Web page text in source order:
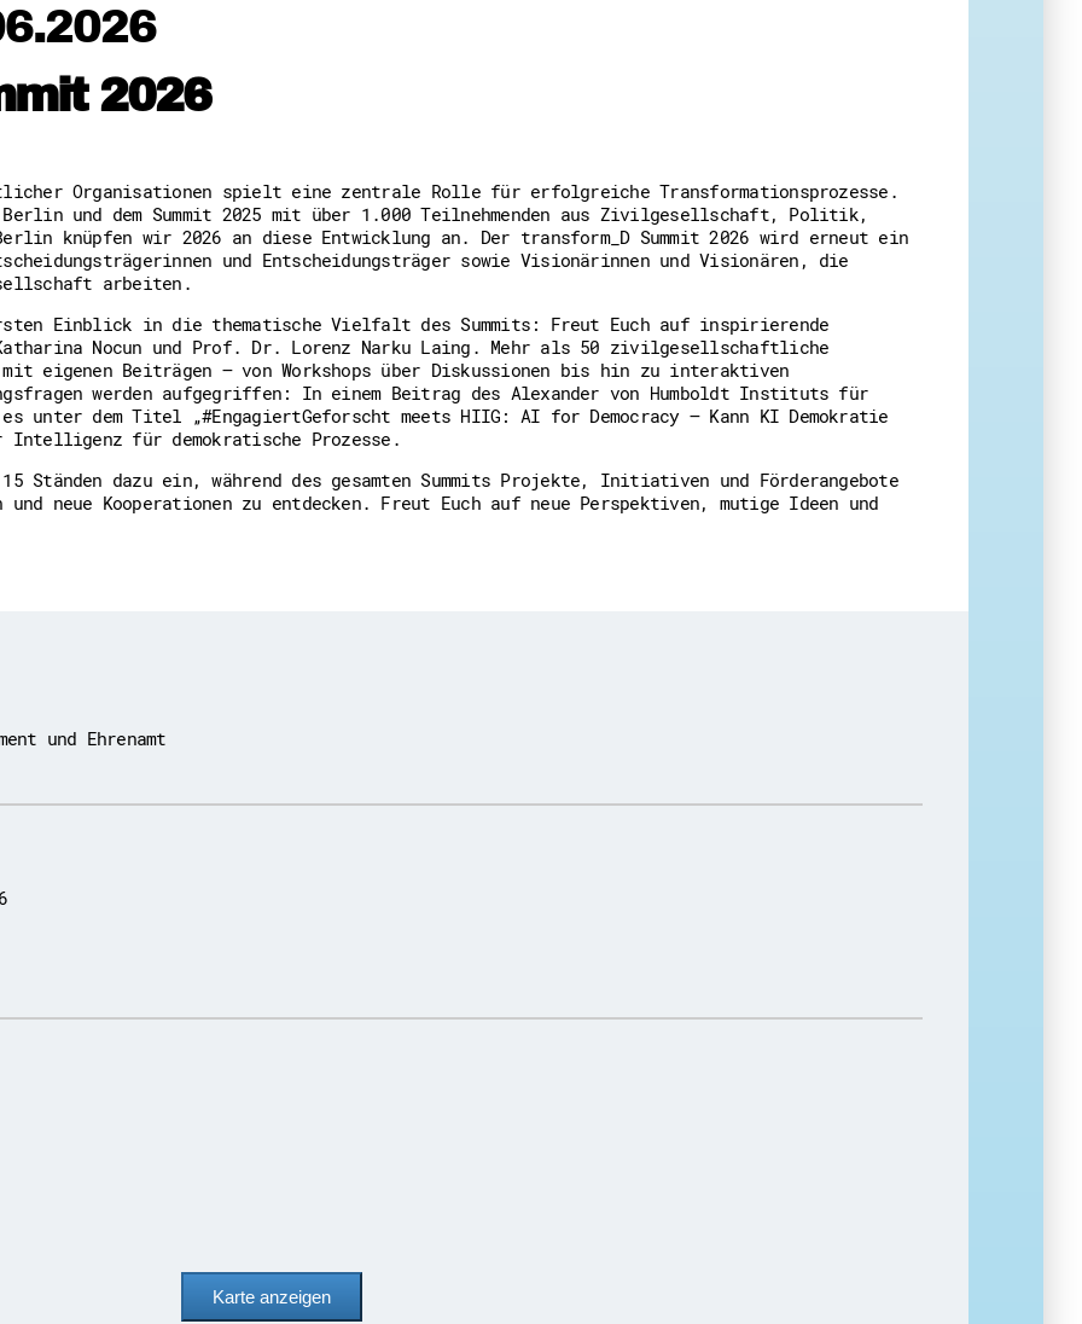
2026
Organisationen spielt eine zentrale Rolle für erfolgreiche Transformationsprozesse.
und dem Summit 2025 mit über 1.000 Teilnehmenden aus Zivilgesellschaft, Politik,
knüpfen wir 2026 an diese Entwicklung an. Der transform_D Summit 2026 wird erneut ein
und Entscheidungsträger sowie Visionärinnen und Visionären, die
arbeiten.
Einblick in die thematische Vielfalt des Summits: Freut Euch auf inspirierende
Katharina Nocun und Prof. Dr. Lorenz Narku Laing. Mehr als 50 zivilgesellschaftliche
mit eigenen Beiträgen – von Workshops über Diskussionen bis hin zu interaktiven
werden aufgegriffen: In einem Beitrag des Alexander von Humboldt Instituts für
unter dem Titel „#EngagiertGeforscht meets HIIG: AI for Democracy – Kann KI Demokratie
Intelligenz für demokratische Prozesse.
dazu ein, während des gesamten Summits Projekte, Initiativen und Förderangebote
und neue Kooperationen zu entdecken. Freut Euch auf neue Perspektiven, mutige Ideen und
und Ehrenamt